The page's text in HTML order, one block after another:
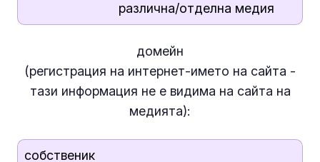
различна/отделна медия
домейн
(регистрация на интернет-името на сайта -
тази информация не евидима на сайта на
медията):
собственик